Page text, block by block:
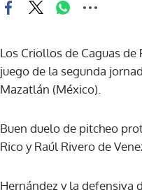
Los Criollos de Caguas
juego de la segunda
Mazatlán (México).
Buen duelo de pitcheo
Rico y Raúl Rivero de
Hernández y la defensiva